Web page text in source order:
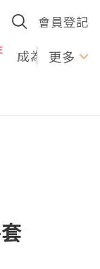
會員登記
成為U更多